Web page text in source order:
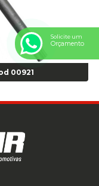
00166
24,5 - Cod 02935
00921
Solicite um
Orçamento